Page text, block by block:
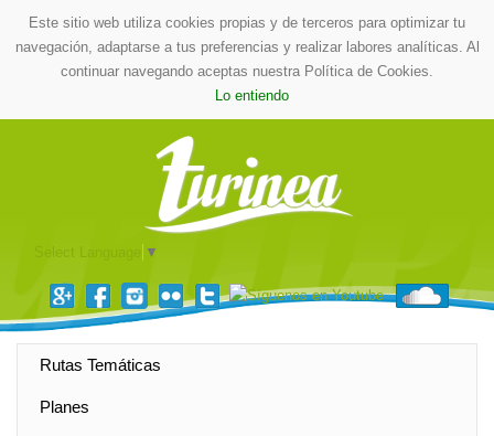
Este sitio web utiliza cookies propias y de terceros para optimizar tu
navegación, adaptarse a tus preferencias y realizar labores analíticas. Al
continuar navegando aceptas nuestra Política de Cookies.
Lo entiendo
▼
Rutas Temáticas
Planes